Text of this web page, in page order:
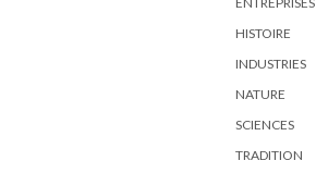
HISTOIRE
INDUSTRIES
NATURE
SCIENCES
TRADITION